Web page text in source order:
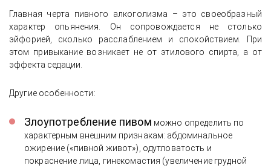
Главная черта пивного алкоголизма – это своеобразный
характер опьянения. Он сопровождается не столько
эйфорией, сколько расслаблением и спокойствием. При
этом привыкание возникает не от этилового спирта, а от
эффекта седации.
Другие особенности:
Злоупотребление пивом можно определить по
характерным внешним признакам: абдоминальное
ожирение («пивной живот»), одутловатость и
покраснение лица, гинекомастия (увеличение грудной